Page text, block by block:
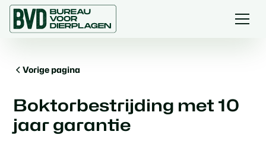
Vorige pagina
Boktorbestrijding met 10
jaar garantie